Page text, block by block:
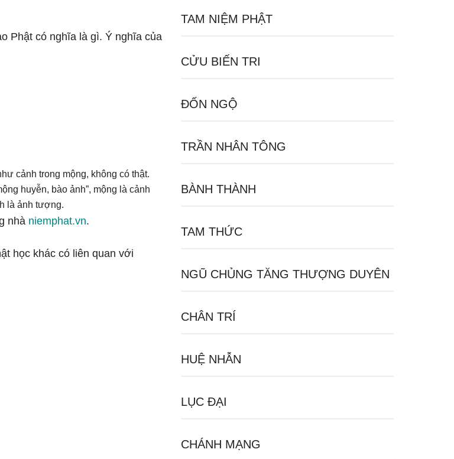
Phật có nghĩa là gì. Ý nghĩa của
cảnh trong mộng, không có thật.
huyễn, bào ảnh”, mộng là cảnh
là ảnh tượng.
nhà niemphat.vn.
học khác có liên quan với
TAM NIỆM PHẬT
CỬU BIẾN TRI
ĐỐN NGỘ
TRẦN NHÂN TÔNG
BÀNH THÀNH
TAM THỨC
NGŨ CHỦNG TĂNG THƯỢNG DUYÊN
CHÂN TRÍ
HUỆ NHẪN
LỤC ĐẠI
CHÁNH MẠNG